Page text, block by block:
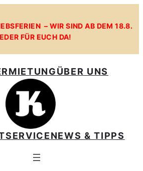
– WIR SIND AB DEM 18.8.
FÜR EUCH DA!
ÜBER UNS
SERVICENEWS & TIPPS